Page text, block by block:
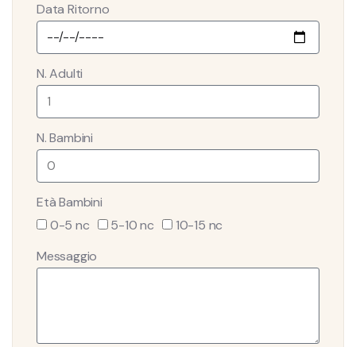
Data Ritorno
N. Adulti
N. Bambini
Età Bambini
0-5 nc
5-10 nc
10-15 nc
Messaggio